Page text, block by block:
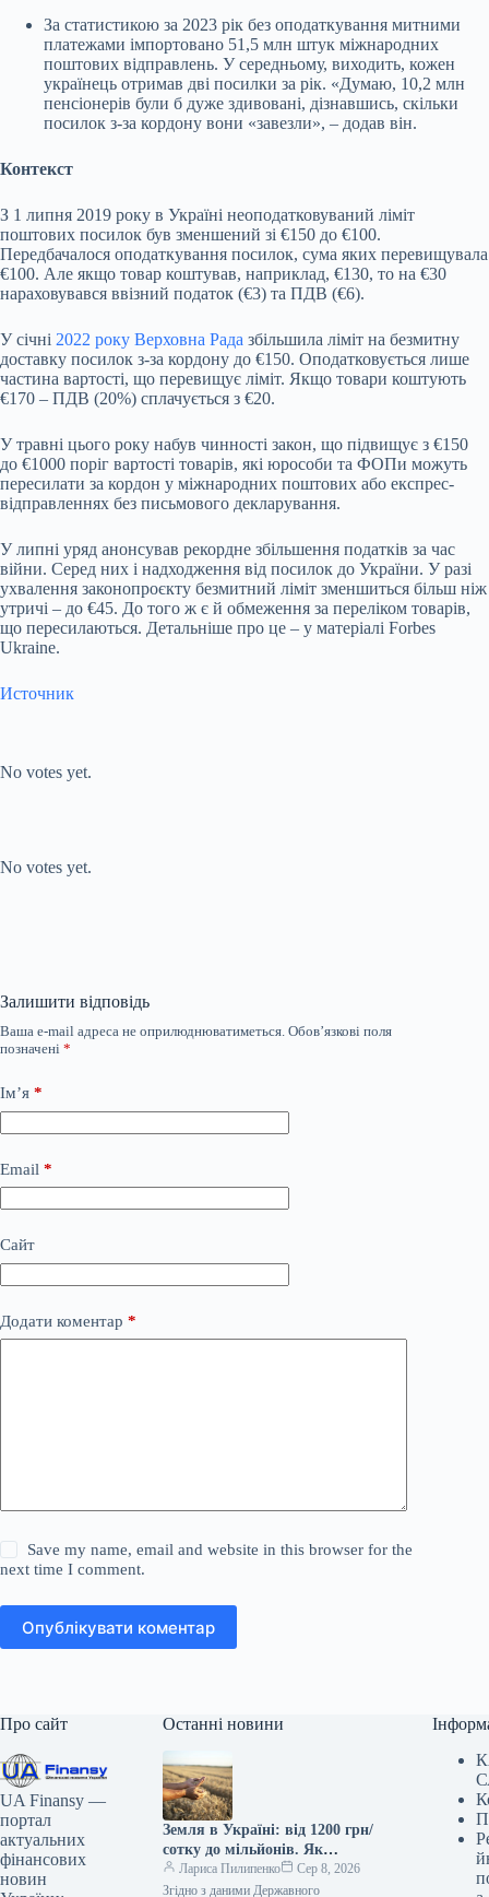
За статистикою за 2023 рік без оподаткування митними
платежами імпортовано 51,5 млн штук міжнародних
поштових відправлень. У середньому, виходить, кожен
українець отримав дві посилки за рік. «Думаю, 10,2 млн
пенсіонерів були б дуже здивовані, дізнавшись, скільки
посилок з-за кордону вони «завезли», – додав він.
Контекст
З 1 липня 2019 року в Україні неоподатковуваний ліміт
поштових посилок був зменшений зі €150 до €100.
Передбачалося оподаткування посилок, сума яких перевищувала
€100. Але якщо товар коштував, наприклад, €130, то на €30
нараховувався ввізний податок (€3) та ПДВ (€6).
У січні 2022 року Верховна Рада збільшила ліміт на безмитну
доставку посилок з-за кордону до €150. Оподатковується лише
частина вартості, що перевищує ліміт. Якщо товари коштують
€170 – ПДВ (20%) сплачується з €20.
У травні цього року набув чинності закон, що підвищує з €150
до €1000 поріг вартості товарів, які юрособи та ФОПи можуть
пересилати за кордон у міжнародних поштових або експрес-
відправленнях без письмового декларування.
У липні уряд анонсував рекордне збільшення податків за час
війни. Серед них і надходження від посилок до України. У разі
ухвалення законопроєкту безмитний ліміт зменшиться більш ніж
утричі – до €45. До того ж є й обмеження за переліком товарів,
що пересилаються. Детальніше про це – у матеріалі Forbes
Ukraine.
Источник
No votes yet.
No votes yet.
Залишити відповідь
Ваша e-mail адреса не оприлюднюватиметься. Обов’язкові поля
позначені *
Ім’я *
Email *
Сайт
Додати коментар *
Save my name, email and website in this browser for the
next time I comment.
Опублікувати коментар
Про сайт
UA Finansy —
портал
актуальних
фінансових
новин
Останні новини
Земля в Україні: від 1200 грн/
сотку до мільйонів. Як
оцінити?
Лариса Пилипенко
Сер 8, 2026
Згідно з даними Державного